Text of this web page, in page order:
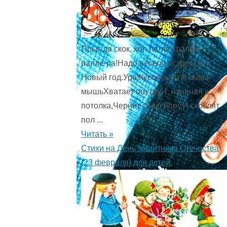
Прыг да скок, хоп ля-ля, фалле-
ралле-ра!Надо весело встречать
Новый год.Ура!Кусочек угля мама-
мышьХватает поутруИ, начиная с
потолка,Чернит свою нору.И скоблят
пол ...
Читать »
Стихи на День защитника Отечества
(23 февраля) для детей.